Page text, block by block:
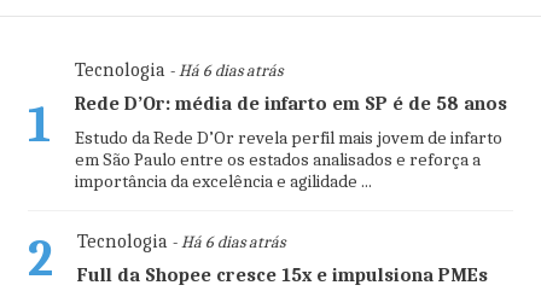
1
Tecnologia- Há 6 dias atrás
Rede D’Or: média de infarto em SP é de 58 anos
Estudo da Rede D’Or revela perfil mais jovem de infarto
em São Paulo entre os estados analisados e reforça a
importância da excelência e agilidade ...
2 Tecnologia- Há 6 dias atrás
Full da Shopee cresce 15x e impulsiona PMEs